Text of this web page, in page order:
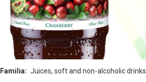
Familia Juices, soft and non-alcoholic drinks